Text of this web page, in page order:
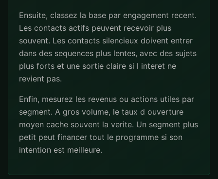
Ensuite, classez la base par engagement recent.
Les contacts actifs peuvent recevoir plus
souvent. Les contacts silencieux doivent entrer
dans des sequences plus lentes, avec des sujets
plus forts et une sortie claire si l interet ne
revient pas.
Enfin, mesurez les revenus ou actions utiles par
segment. A gros volume, le taux d ouverture
moyen cache souvent la verite. Un segment plus
petit peut financer tout le programme si son
intention est meilleure.